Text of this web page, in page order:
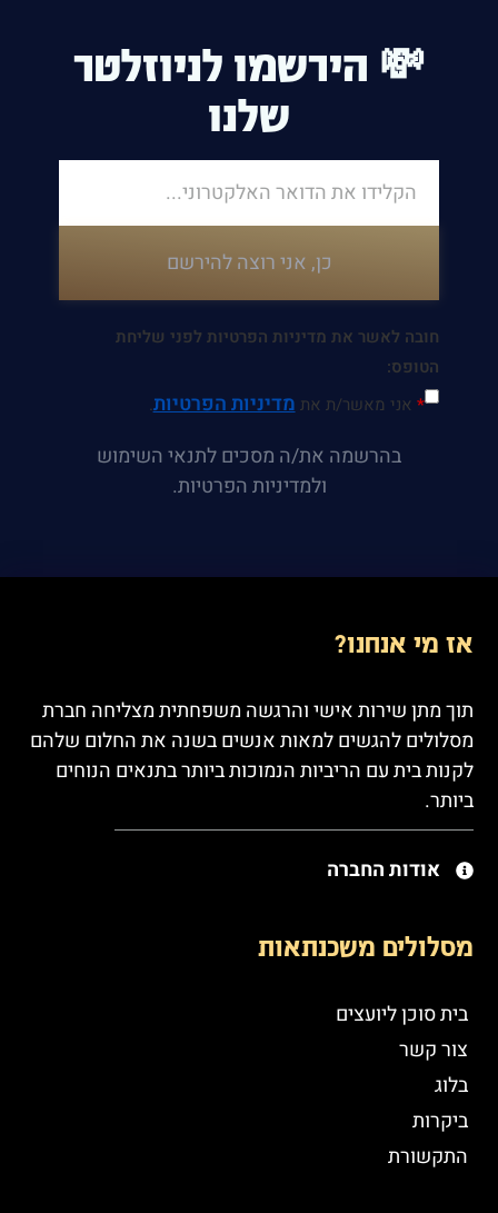
💸 הירשמו לניוזלטר
שלנו
כן, אני רוצה להירשם
חובה לאשר את מדיניות הפרטיות לפני שליחת
הטופס:
* אני מאשר/ת את מדיניות הפרטיות.
בהרשמה את/ה מסכים לתנאי השימוש
ולמדיניות הפרטיות.
אז מי אנחנו?
תוך מתן שירות אישי והרגשה משפחתית מצליחה חברת
מסלולים להגשים למאות אנשים בשנה את החלום שלהם
לקנות בית עם הריביות הנמוכות ביותר בתנאים הנוחים
ביותר.
אודות החברה
מסלולים משכנתאות
בית סוכן ליועצים
צור קשר
בלוג
ביקרות
התקשורת